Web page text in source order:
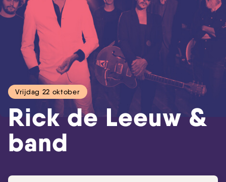
Vrijdag 22 oktober
Rick de Leeuw &
band